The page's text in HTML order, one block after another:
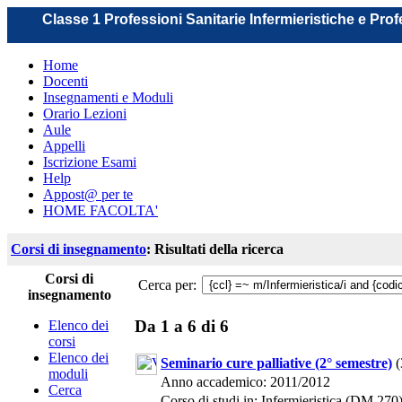
Classe 1 Professioni Sanitarie Infermieristiche e
Home
Docenti
Insegnamenti e Moduli
Orario Lezioni
Aule
Appelli
Iscrizione Esami
Help
Appost@ per te
HOME FACOLTA'
Corsi di insegnamento: Risultati della ricerca
Corsi di
insegnamento
Elenco dei
corsi
Elenco dei
moduli
Cerca
Cerca per:
Da 1 a 6 di 6
Seminario cure palliative (2° semestre)
Anno accademico: 2011/2012